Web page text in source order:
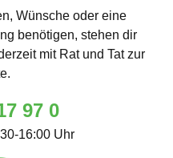
Wünsche oder eine
benötigen, stehen dir
mit Rat und Tat zur
97 0
16:00 Uhr